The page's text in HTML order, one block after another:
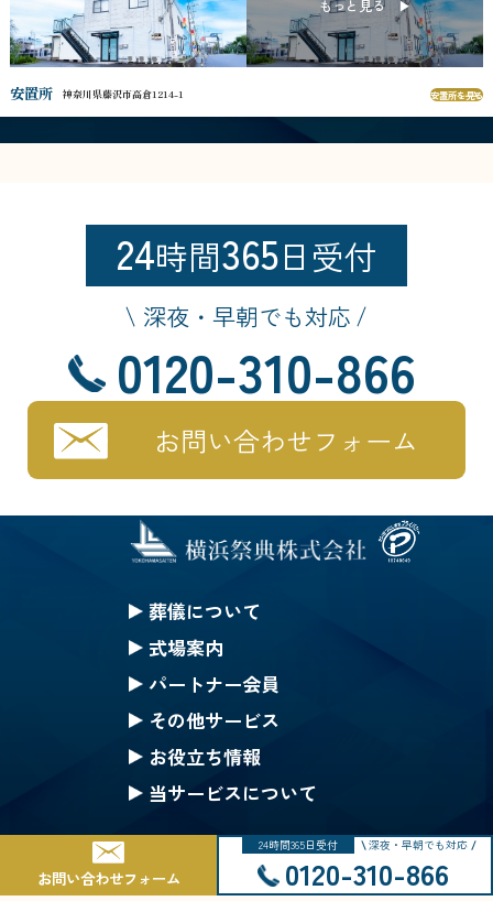
安置所 神奈川県藤沢市高倉1214-1 安置所を見る
24時間365日受付
深夜・早朝でも対応
0120-310-866
お問い合わせフォーム
葬儀について
セレモニークレジット
一般葬
家族葬
一日葬
お別れ葬
ご葬儀の流れ
式場案内
セレモニーホール神奈川
ハートステージ都筑
安置所
式場一覧の案内
南部斎場
パートナー会員
無料会員の特典
果物
仏壇・仏具 選択(一覧)
その他サービス
みんなのちから会員特典
生花等のご注文
お役立ち情報
ご葬儀Q&A
当サービスについて
採用情報
サイトマップ
Copyright © 2002-2025 Yokohama Saiten Co.,Ltd. All rights reserved.
お問い合わせフォーム
24時間365日受付 深夜・早朝でも対応
0120-310-866